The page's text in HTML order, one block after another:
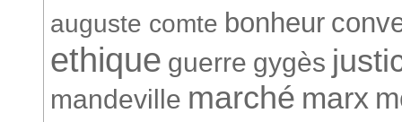
auguste comte bonheur
ethique guerre gygès
mandeville marché marx